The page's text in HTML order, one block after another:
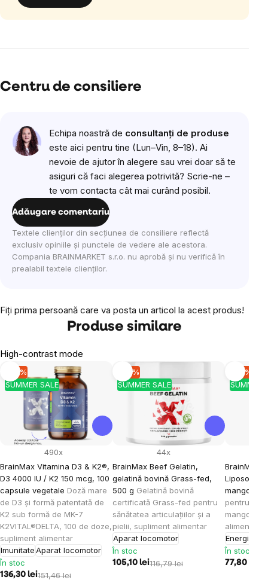
Centru de consiliere
Echipa noastră de consultanți de produse
este aici pentru tine (Lun–Vin, 8–18). Ai
nevoie de ajutor în alegere sau vrei doar să te
asiguri că faci alegerea potrivită? Scrie-ne –
te vom contacta cât mai curând posibil.
Adăugare comentariu
Textele clienților din secțiunea de consiliere reflectă
exclusiv opiniile și punctele de vedere ale acestora.
Compania BRAINMARKET s.r.o. nu aprobă și nu verifică în
prealabil textele clienților.
Fiţi prima persoană care va posta un articol la acest produs!
Produse similare
High-contrast mode
SUMMER SALE
-10 %
BrainMax Vitamina D3 & K2®,
D3 4000 IU / K2 150 mcg, 100
capsule vegetale Doză mare
de D3 și formă patentată de
K2 sub formă de MK-7
K2VITAL®DELTA, 100 de doze,
supliment alimentar
ImunitateAparat locomotor
490x
În stoc
136,30 lei151,46 lei
SUMMER SALE
-10 %
BrainMax Beef Gelatin,
gelatină bovină Grass-fed,
500 g Gelatină bovină
certificată Grass-fed pentru
sănătatea articulațiilor și a
pielii, supliment alimentar
Aparat locomotor
44x
În stoc
105,10 lei116,79 lei
SUMMER
-10 %
BrainMax
Liposomal
mango,
pentru
mango, 30
alimentar
Energie
În stoc
77,80 lei